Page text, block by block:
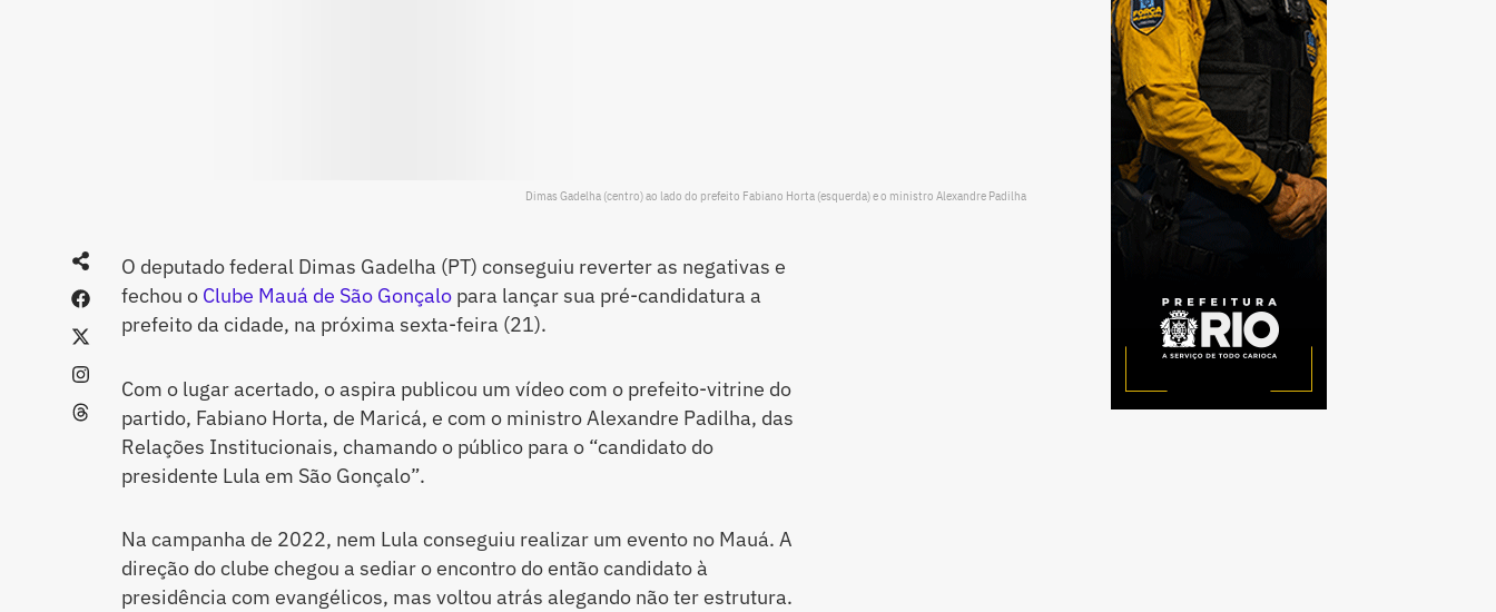
Dimas Gadelha (centro) ao lado do prefeito Fabiano Horta (esquerda) e o ministro Alexandre Padilha
O deputado federal Dimas Gadelha (PT) conseguiu reverter as negativas e
fechou o Clube Mauá de São Gonçalopara lançar sua pré-candidatura a
prefeito da cidade, na próxima sexta-feira (21).
Com o lugar acertado, o aspira publicou um vídeo com o prefeito-vitrine do
partido, Fabiano Horta, de Maricá, e com o ministro Alexandre Padilha, das
Relações Institucionais, chamando o público para o “candidato do
presidente Lula em São Gonçalo”.
Na campanha de 2022, nem Lula conseguiu realizar um evento no Mauá. A
direção do clube chegou a sediar o encontro do então candidato à
presidência com evangélicos, mas voltou atrás alegando não ter estrutura.